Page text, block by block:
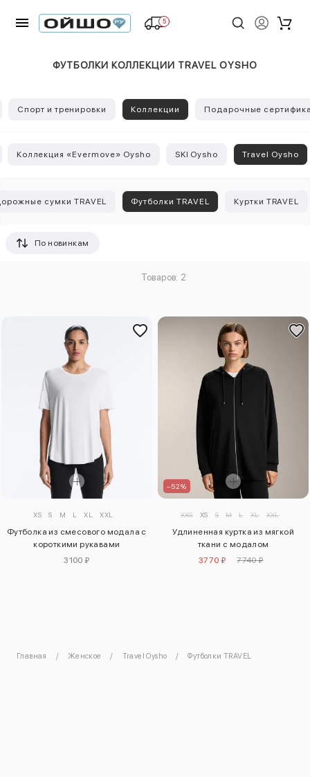
5
ФУТБОЛКИ КОЛЛЕКЦИИ TRAVEL OYSHO
Спорт и тренировки Коллекции Подарочные
Коллекция «Evermove» Oysho SKI Oysho Travel Oysho
сумки TRAVEL Футболки TRAVEL Куртки TRAVEL
По новинкам
Товаров: 2
XS S M L XL XXL
Футболка из смесового модала с
короткими рукавами
3100 ₽
–52%
XXS XS S M L XL XXL
Удлиненная куртка из мягкой
ткани с модалом
3770 ₽
7740 ₽
Главная Женское Travel Oysho Футболки TRAVEL